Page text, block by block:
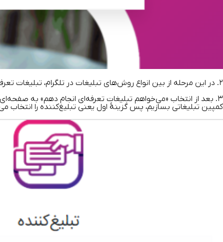
۲. در این مرحله از بین انواع روش‌های تبلیغات در تلگرام، تبلیغات تعرفه‌ای را انتخاب می‌کنیم.
۳. بعد از انتخاب «می‌خواهم تبلیغات تعرفه‌ای انجام دهم» به
کمپین تبلیغاتی بسازیم، پس گزینۀ اول یعنی تبلیغ‌کننده را انتخاب